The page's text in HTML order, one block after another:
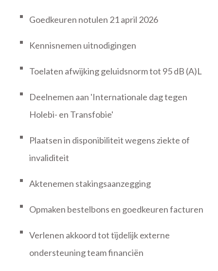
Goedkeuren notulen 21 april 2026
Kennisnemen uitnodigingen
Toelaten afwijking geluidsnorm tot 95 dB (A)L
Deelnemen aan 'Internationale dag tegen
Holebi- en Transfobie'
Plaatsen in disponibiliteit wegens ziekte of
invaliditeit
Aktenemen stakingsaanzegging
Opmaken bestelbons en goedkeuren facturen
Verlenen akkoord tot tijdelijk externe
ondersteuning team financiën